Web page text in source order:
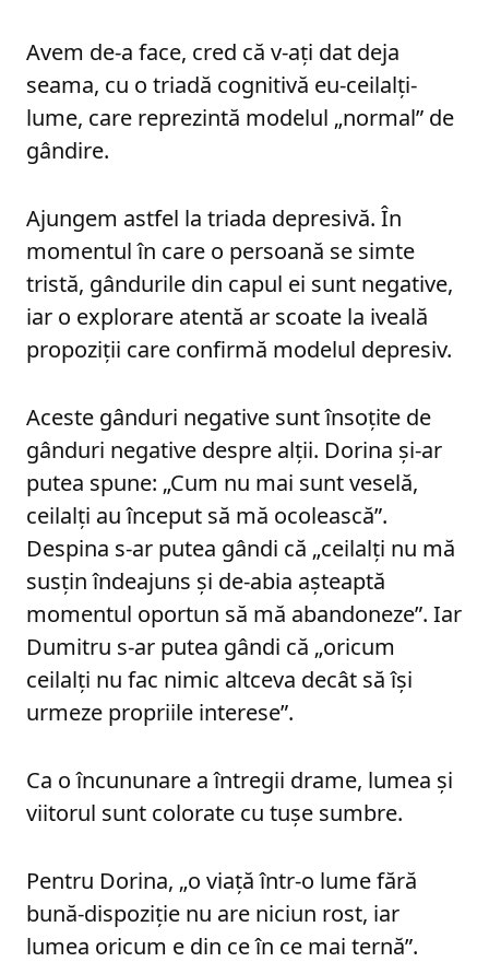
Avem de-a face, cred că v-ați dat deja
seama, cu o triadă cognitivă eu-ceilalți-
lume, care reprezintă modelul „normal” de
gândire.
Ajungem astfel la triada depresivă. În
momentul în care o persoană se simte
tristă, gândurile din capul ei sunt negative,
iar o explorare atentă ar scoate la iveală
propoziții care confirmă modelul depresiv.
Aceste gânduri negative sunt însoțite de
gânduri negative despre alții. Dorina și-ar
putea spune: „Cum nu mai sunt veselă,
ceilalți au început să mă ocolească”.
Despina s-ar putea gândi că „ceilalți nu mă
susțin îndeajuns și de-abia așteaptă
momentul oportun să mă abandoneze”. Iar
Dumitru s-ar putea gândi că „oricum
ceilalți nu fac nimic altceva decât să își
urmeze propriile interese”.
Ca o încununare a întregii drame, lumea și
viitorul sunt colorate cu tușe sumbre.
Pentru Dorina, „o viață într-o lume fără
bună-dispoziție nu are niciun rost, iar
lumea oricum e din ce în ce mai ternă”.